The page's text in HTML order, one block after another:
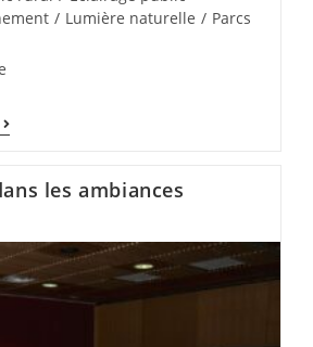
/ Lumière naturelle / Parcs
les ambiances